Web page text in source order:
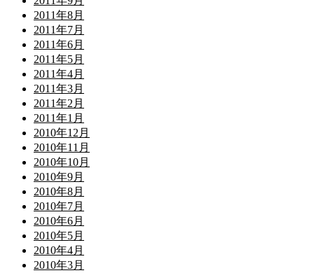
2011年8月
2011年7月
2011年6月
2011年5月
2011年4月
2011年3月
2011年2月
2011年1月
2010年12月
2010年11月
2010年10月
2010年9月
2010年8月
2010年7月
2010年6月
2010年5月
2010年4月
2010年3月